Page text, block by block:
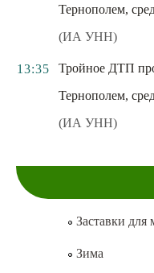
Тернополем,
(ИА УНН)
13:35
Тройное ДТП
Тернополем,
(ИА УНН)
Заставки для
Зима